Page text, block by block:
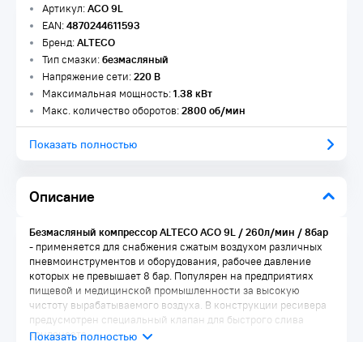
Описание
Артикул:ACO 9L
EAN:4870244611593
Бренд:ALTECO
Тип смазки:безмасляный
Напряжение сети:220 В
Максимальная мощность:1.38 кВт
Макс. количество оборотов:2800 об/мин
Показать полностью
Безмасляный компрессор ALTECO ACO 9L / 260л/мин / 8бар
- применяется для снабжения сжатым воздухом различных
пневмоинструментов и оборудования, рабочее давление
которых не превышает 8 бар. Популярен на предприятиях
пищевой и медицинской промышленности за высокую
чистоту вырабатываемого воздуха. В конструкции ресивера
предусмотрен специальный клапан для быстрого слива
конденсата.